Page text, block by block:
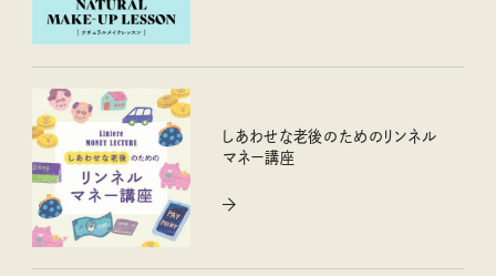
しあわせな老後のためのリンネル
マネー講座